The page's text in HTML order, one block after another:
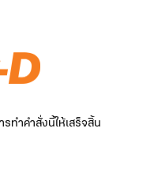
ทำคำสั่งนี้ให้เสร็จสิ้น